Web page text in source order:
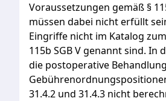
Voraussetzungen gemäß §
müssen dabei nichterfüllt
Eingriffe nicht im Katalog zum
115b SGBVgenanntsind. In
die postoperative Behandlung
31.4.2 und 31.4.3 nicht